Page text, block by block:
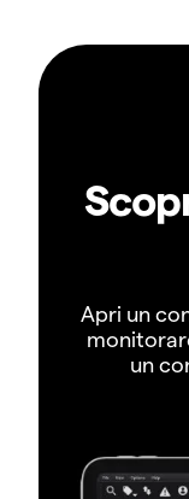
Apri un
un